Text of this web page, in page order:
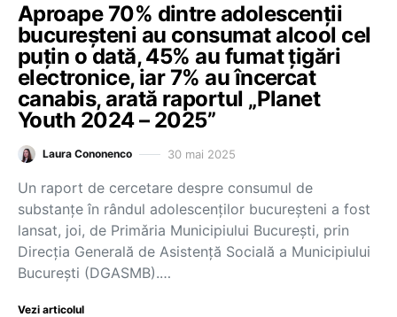
Aproape 70% dintre adolescenții
bucureșteni au consumat alcool cel
puțin o dată, 45% au fumat țigări
electronice, iar 7% au încercat
canabis, arată raportul „Planet
Youth 2024 – 2025”
Laura Cononenco 30 mai 2025
Un raport de cercetare despre consumul de
substanțe în rândul adolescenților bucureșteni a fost
lansat, joi, de Primǎria Municipiului Bucureşti, prin
Direcția Generală de Asistență Socială a Municipiului
București (DGASMB).…
Vezi articolul